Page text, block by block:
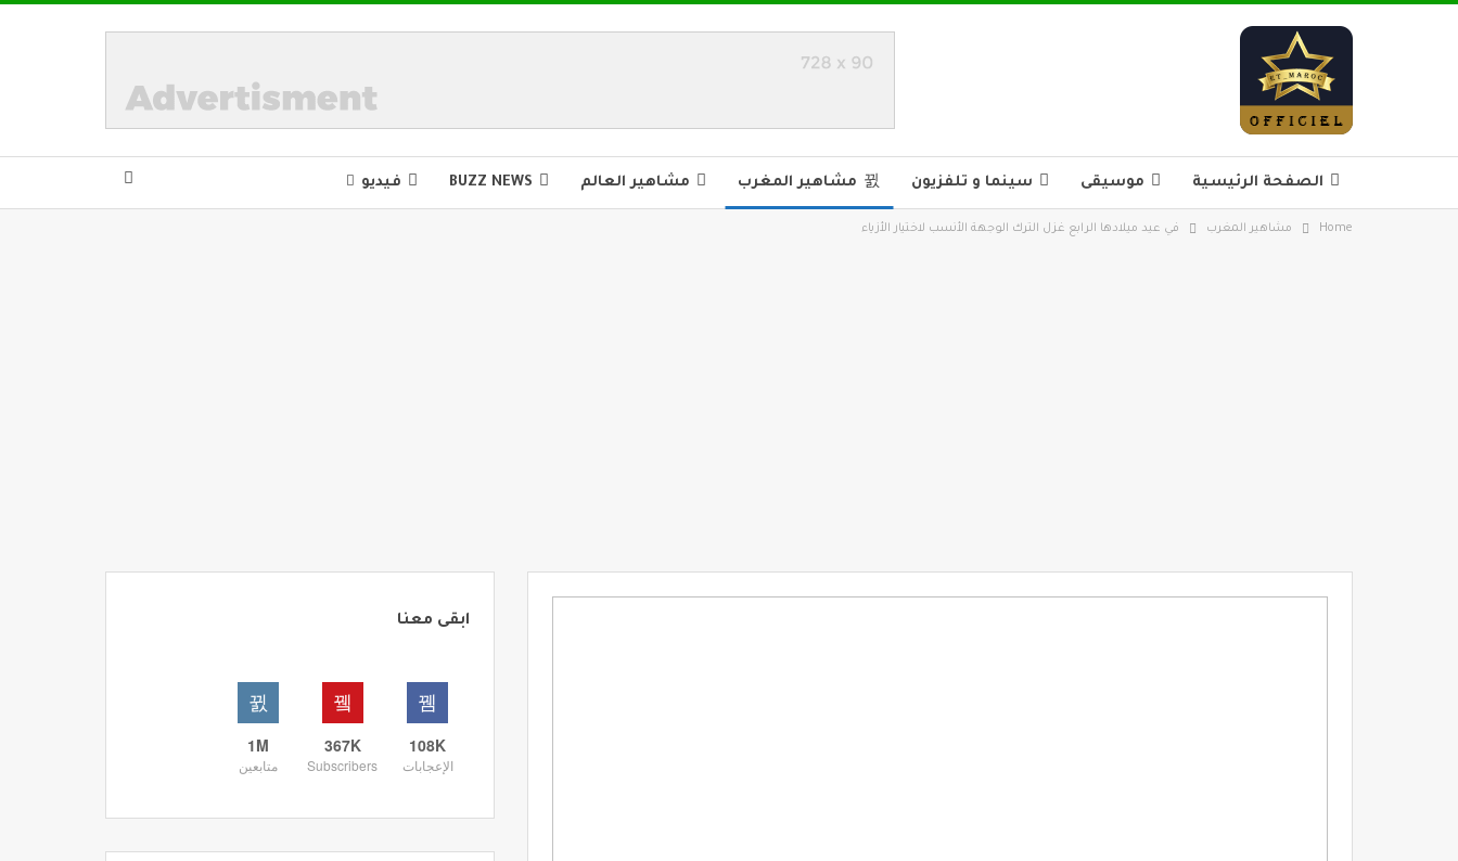
الصفحة الرئيسية موسيقى سينما و تلفزيون مشاهير المغرب مشاهير العالم BUZZ NEWS فيديو
Home مشاهير المغرب في عيد ميلادها الرابع غزل الترك الوجهة الأنسب لاختيار الأزياء
ابقى معنا
108K
الإعجابات
367K
Subscribers
1M
متابعين